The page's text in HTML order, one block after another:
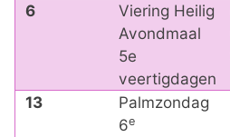
6
Viering Heilig
Avondmaal
5e
veertigdagen
13
Palmzondag
6e